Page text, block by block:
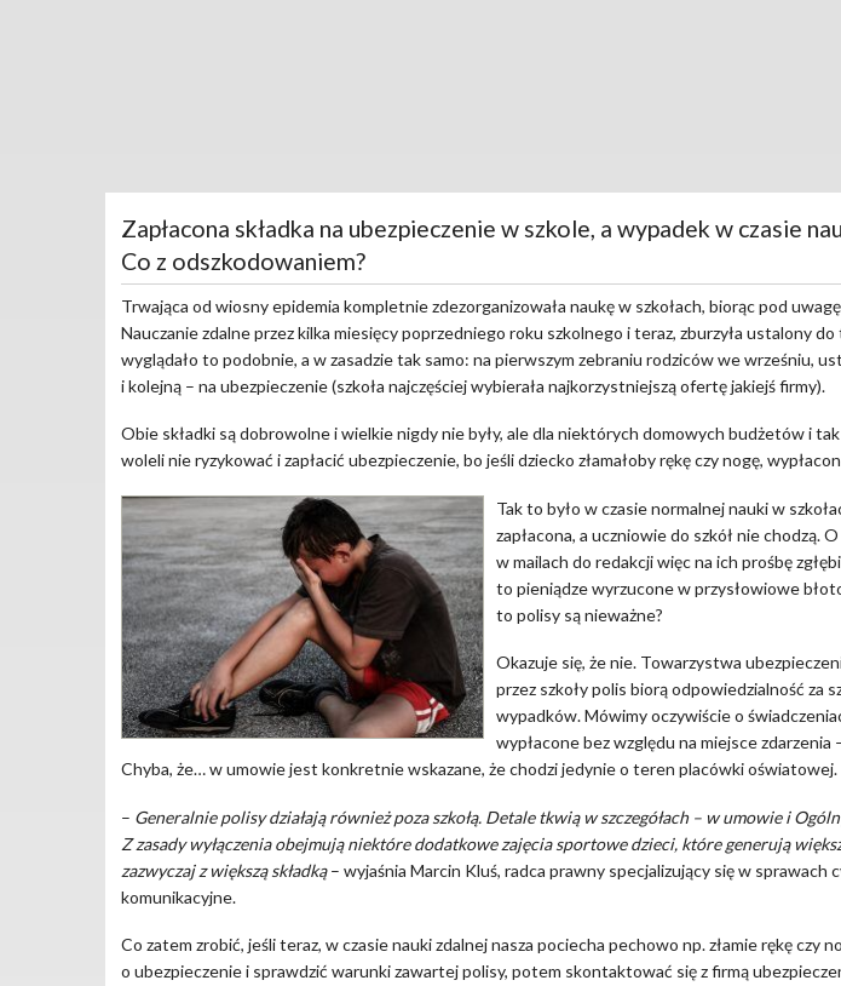
Zapłacona składka na ubezpieczenie w szkole, a wypadek w czasie
Co z odszkodowaniem?
Trwająca od wiosny epidemia kompletnie zdezorganizowała naukę w szkołach, biorąc pod
Nauczanie zdalne przez kilka miesięcy poprzedniego roku szkolnego i teraz, zburzyła ustalony
wyglądało to podobnie, a w zasadzie tak samo: na pierwszym zebraniu rodziców we wrześniu,
i kolejną – na ubezpieczenie (szkoła najczęściej wybierała najkorzystniejszą ofertę jakiejś firmy).
Obie składki są dobrowolne i wielkie nigdy nie były, ale dla niektórych domowych budżetów i
woleli nie ryzykować i zapłacić ubezpieczenie, bo jeśli dziecko złamałoby rękę czy nogę,
Tak to było w czasie normalnej nauki w
zapłacona, a uczniowie do szkół nie chodzą.
w mailach do redakcji więc na ich prośbę
to pieniądze wyrzucone w przysłowiowe
to polisy są nieważne?
Okazuje się, że nie. Towarzystwa
przez szkoły polis biorą odpowiedzialność za
wypadków. Mówimy oczywiście o
wypłacone bez względu na miejsce
Chyba, że… w umowie jest konkretnie wskazane, że chodzi jedynie o teren placówki oświatowej.
– Generalnie polisy działają również poza szkołą. Detale tkwią w szczegółach – w umowie i
Z zasady wyłączenia obejmują niektóre dodatkowe zajęcia sportowe dzieci, które generują
zazwyczaj z większą składką– wyjaśnia Marcin Kluś, radca prawny specjalizujący się w sprawach
komunikacyjne.
Co zatem zrobić, jeśli teraz, w czasie nauki zdalnej nasza pociecha pechowo np. złamie rękę czy
o ubezpieczenie i sprawdzić warunki zawartej polisy, potem skontaktować się z firmą